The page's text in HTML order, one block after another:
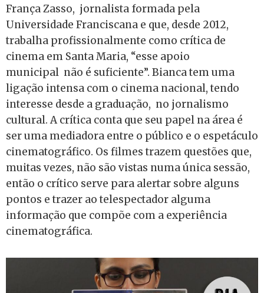
França Zasso, jornalista formada pela
Universidade Franciscana e que, desde 2012,
trabalha profissionalmente como crítica de
cinema em Santa Maria, “esse apoio
municipal não é suficiente”. Bianca tem uma
ligação intensa com o cinema nacional, tendo
interesse desde a graduação, no jornalismo
cultural. A crítica conta que seu papel na área é
ser uma mediadora entre o público e o espetáculo
cinematográfico. Os filmes trazem questões que,
muitas vezes, não são vistas numa única sessão,
então o crítico serve para alertar sobre alguns
pontos e trazer ao telespectador alguma
informação que compõe com a experiência
cinematográfica.